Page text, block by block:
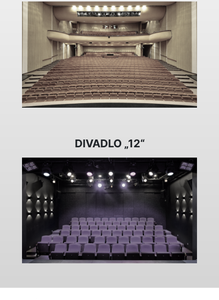
DIVADLO „12“